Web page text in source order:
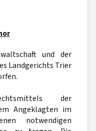
und der
Landgerichts Trier
der
Angeklagten im
notwendigen